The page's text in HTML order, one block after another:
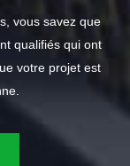
vous savez que
qualifiés qui ont
votre projet est